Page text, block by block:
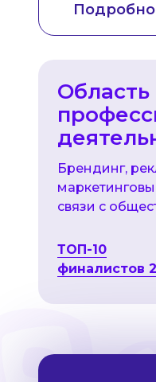
Область
ТОП-10
финалистов
Брендинг,
связи с